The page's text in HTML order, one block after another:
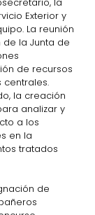
Exterior y
La reunión
la Junta de
de recursos
centrales.
la creación
analizar y
a los
en la
tratados
de